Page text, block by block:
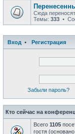
Сюда
Темы: 333 •
Вход •
Регистрация
Забыли пароль?
Кто сейчас на
Всего 1105
гостя